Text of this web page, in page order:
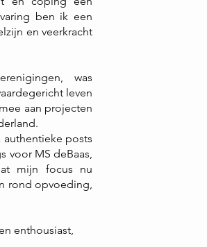
ben ik een
en veerkracht
was
leven
aan projecten
posts
voor MS deBaas,
mijn focus nu
rond opvoeding,
enthousiast,